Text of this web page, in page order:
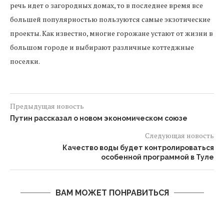
речь идет о загородных домах, то в последнее время все
большей популярностью пользуются самые экзотические
проекты. Как известно, многие горожане устают от жизни в
большом городе и выбирают различные коттеджные
поселки.
Предыдущая новость
Путин рассказал о новом экономическом союзе
Следующая новость
Качество воды будет контролироваться
особенной программой в Туле
ВАМ МОЖЕТ ПОНРАВИТЬСЯ